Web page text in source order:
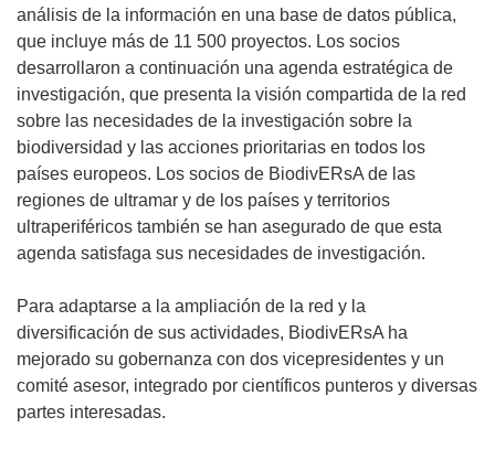
n
a
)
análisis de la información en una base de datos pública,
que incluye más de 11 500 proyectos. Los socios
desarrollaron a continuación una agenda estratégica de
investigación, que presenta la visión compartida de la red
sobre las necesidades de la investigación sobre la
biodiversidad y las acciones prioritarias en todos los
países europeos. Los socios de BiodivERsA de las
regiones de ultramar y de los países y territorios
ultraperiféricos también se han asegurado de que esta
agenda satisfaga sus necesidades de investigación.
Para adaptarse a la ampliación de la red y la
diversificación de sus actividades, BiodivERsA ha
mejorado su gobernanza con dos vicepresidentes y un
comité asesor, integrado por científicos punteros y diversas
partes interesadas.